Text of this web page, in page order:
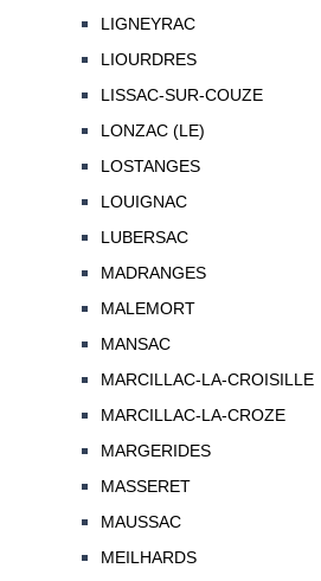
LIGNEYRAC
LIOURDRES
LISSAC-SUR-COUZE
LONZAC (LE)
LOSTANGES
LOUIGNAC
LUBERSAC
MADRANGES
MALEMORT
MANSAC
MARCILLAC-LA-CROISILLE
MARCILLAC-LA-CROZE
MARGERIDES
MASSERET
MAUSSAC
MEILHARDS